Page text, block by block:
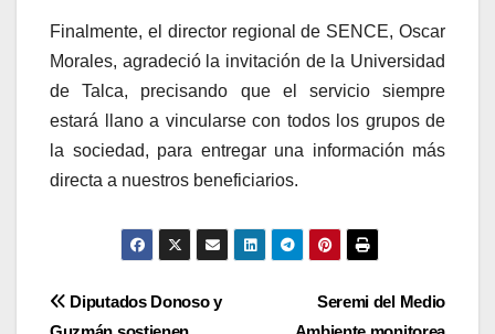
Finalmente, el director regional de SENCE, Oscar
Morales, agradeció la invitación de la Universidad
de Talca, precisando que el servicio siempre
estará llano a vincularse con todos los grupos de
la sociedad, para entregar una información más
directa a nuestros beneficiarios.
Navegación
Seremi del Medio
Diputados Donoso y